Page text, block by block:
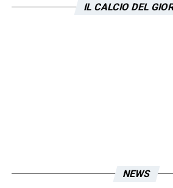
per tutta la fatica, i sacrifici
IL CALCIO DEL
NEWS